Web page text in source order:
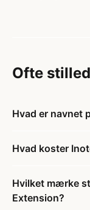
Ofte
Hvad er navnet
Hvad koster
Hvilket mærke
Extension?